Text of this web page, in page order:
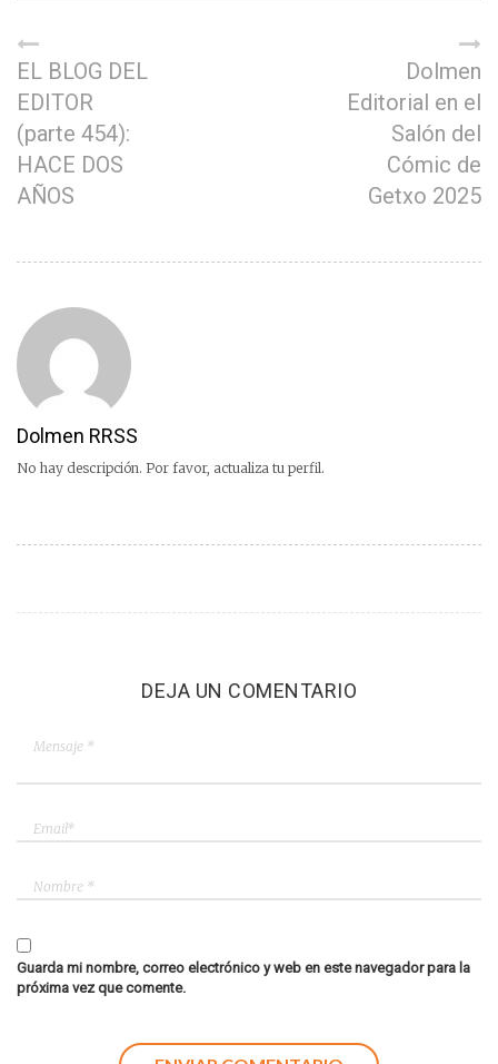
EL BLOG DEL
EDITOR
(parte 454):
HACE DOS
AÑOS
Dolmen
Editorial en el
Salón del
Cómic de
Getxo 2025
Dolmen RRSS
No hay descripción. Por favor, actualiza tu perfil.
DEJA UN COMENTARIO
Guarda mi nombre, correo electrónico y web en este navegador para la
próxima vez que comente.